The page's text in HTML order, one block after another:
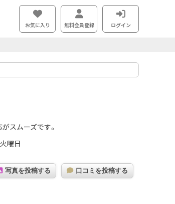
お気に入り 無料会員登録 ログイン
スムーズです。
曜日
写真を投稿する 口コミを投稿する